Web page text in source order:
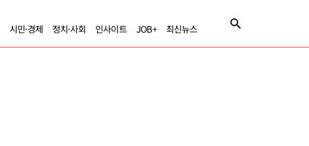
시민·경제 정치·사회 인사이트 JOB+ 최신뉴스